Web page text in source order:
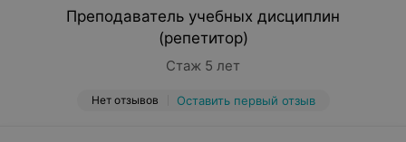
Преподаватель учебных дисциплин
(репетитор)
Стаж 5 лет
Нет отзывов Оставить первый отзыв